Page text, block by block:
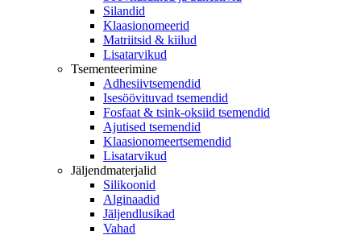
Silandid
Klaasionomeerid
Matriitsid & kiilud
Lisatarvikud
Tsementeerimine
Adhesiivtsemendid
Isesöövituvad tsemendid
Fosfaat & tsink-oksiid tsemendid
Ajutised tsemendid
Klaasionomeertsemendid
Lisatarvikud
Jäljendmaterjalid
Silikoonid
Alginaadid
Jäljendlusikad
Vahad